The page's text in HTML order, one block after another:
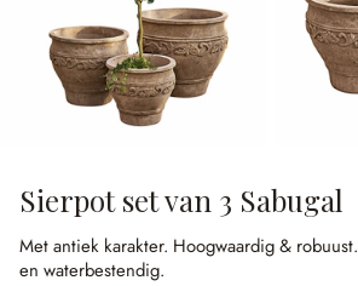
Sierpot set van 3 Sabugal
Met antiek karakter. Hoogwaardig & robuust.
en waterbestendig.